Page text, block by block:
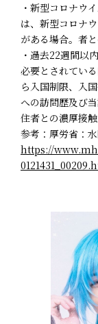
・新型コロナウ
は、新型コロナ
がある場合。者
・過去22週間以
必要とされてい
ら入国制限、入
への訪問歴及び
住者との濃厚接触
参考：厚労省：
https://